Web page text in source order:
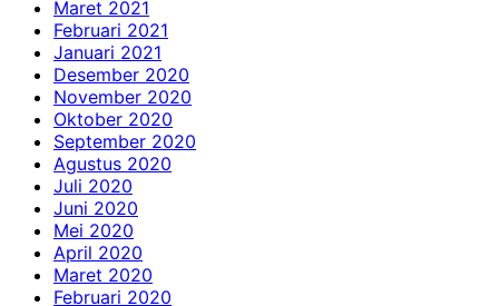
Maret 2021
Februari 2021
Januari 2021
Desember 2020
November 2020
Oktober 2020
September 2020
Agustus 2020
Juli 2020
Juni 2020
Mei 2020
April 2020
Maret 2020
Februari 2020